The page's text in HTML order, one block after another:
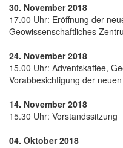
30. November 2018
17.00 Uhr: Eröffnung der
Geowissenschaftliches
24. November 2018
15.00 Uhr: Adventskaffee,
Vorabbesichtigung der
14. November 2018
15.30 Uhr: Vorstandssitzung
04. Oktober 2018